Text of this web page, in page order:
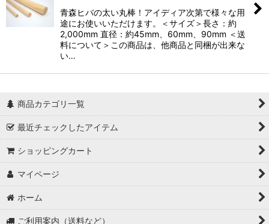
青森ヒバの太い丸棒！アイディア次第で様々な用
途にお使いいただけます。＜サイズ＞長さ：約
2,000mm 直径：約45mm、60mm、90mm ＜送
料について＞この商品は、他商品と同梱が出来な
い…
商品カテゴリ一覧
最近チェックしたアイテム
ショッピングカート
マイページ
ホーム
ご利用案内（送料など）